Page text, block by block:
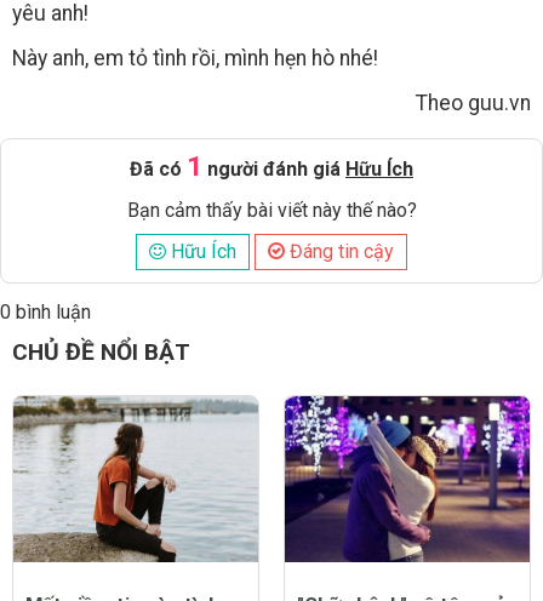
yêu anh!
Này anh, em tỏ tình rồi, mình hẹn hò nhé!
Theo guu.vn
Đã có 1 người đánh giá Hữu Ích
Bạn cảm thấy bài viết này thế nào?
Hữu Ích
Đáng tin cậy
0 bình luận
Đăng
CHỦ ĐỀ NỔI BẬT